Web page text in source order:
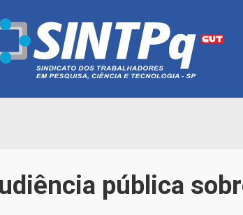
pública